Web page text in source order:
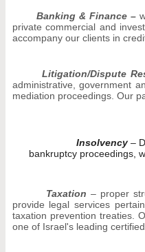
Banking & Finance –
private commercial and
accompany our clients in
Litigation/Dispute
administrative, government
mediation proceedings. Our
Insolvency–
bankruptcy proceedings,
Taxation– proper
provide legal services
taxation prevention treaties.
one of Israel's leading